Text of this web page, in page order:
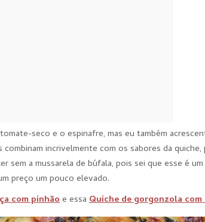
seco e o espinafre, mas eu também
combinam incrivelmente com os sabores da
sem a mussarela de búfala, pois sei que esse é
preço um pouco elevado.
com pinhãoe essa Quiche de gorgonzola